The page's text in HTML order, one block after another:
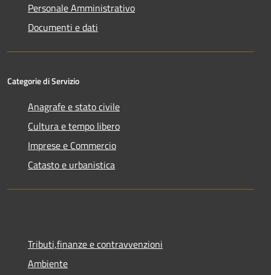
Personale Amministrativo
Documenti e dati
Categorie di Servizio
Anagrafe e stato civile
Cultura e tempo libero
Imprese e Commercio
Catasto e urbanistica
Tributi,finanze e contravvenzioni
Ambiente